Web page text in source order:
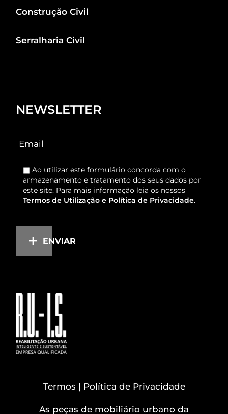
Construção Civil
Serralharia Civil
NEWSLETTER
Ao utilizar este formulário concorda com o
armazenamento e tratamento dos seus dados por
este site. Para mais informação leia os nossos
Termos de Utilização e Política de Privacidade.
ENVIAR
Termos | Política de Privacidade
As peças de mobiliário urbano da